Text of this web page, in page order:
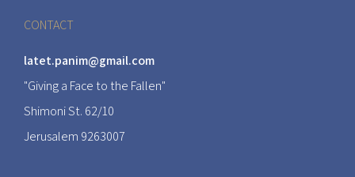
CONTACT
latet.panim@gmail.com
"Giving a Face to the Fallen"
Shimoni St. 62/10
Jerusalem 9263007